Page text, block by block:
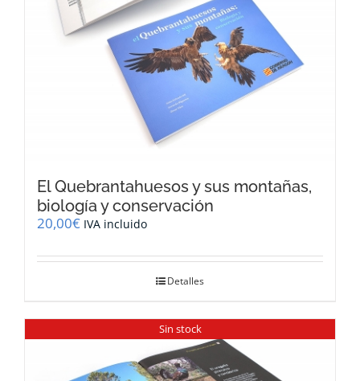
El Quebrantahuesos y sus montañas,
biología y conservación
20,00€ IVA incluido
Detalles
Sin stock